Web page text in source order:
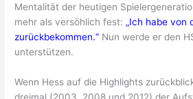
Mentalität der heutigen
mehr als versöhlich fest: „Ich habe von
zurückbekommen.“ Nun werde er den
unterstützen.
Wenn Hess auf die Highlights
dreimal (2003, 2008 und 2012) der